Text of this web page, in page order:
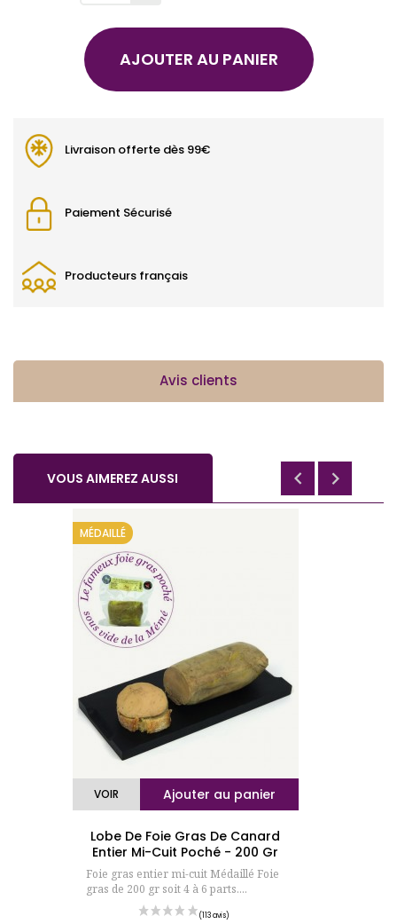
AJOUTER AU PANIER
Livraison offerte dès 99€
Paiement Sécurisé
Producteurs français
Avis clients
VOUS AIMEREZ AUSSI
Ajouter au panier
VOIR
Lobe De Foie Gras De Canard
Entier Mi-Cuit Poché - 200 Gr
Foie gras entier mi-cuit Médaillé Foie
gras de 200 gr soit 4 à 6 parts....
MÉDAILLÉ
 